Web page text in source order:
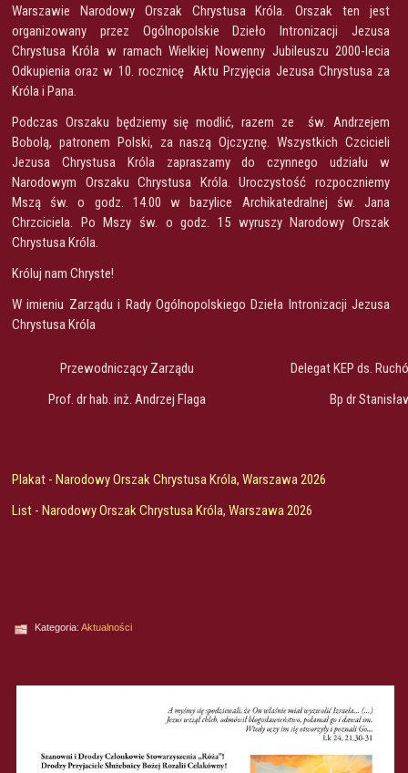
Warszawie Narodowy Orszak Chrystusa Króla. Orszak ten jest
organizowany przez Ogólnopolskie Dzieło Intronizacji Jezusa
Chrystusa Króla w ramach Wielkiej Nowenny Jubileuszu 2000-lecia
Odkupienia oraz w 10. rocznicę Aktu Przyjęcia Jezusa Chrystusa za
Króla i Pana.
Podczas Orszaku będziemy się modlić, razem ze św. Andrzejem
Bobolą, patronem Polski, za naszą Ojczyznę. Wszystkich Czcicieli
Jezusa Chrystusa Króla zapraszamy do czynnego udziału w
Narodowym Orszaku Chrystusa Króla. Uroczystość rozpoczniemy
Mszą św. o godz. 14.00 w bazylice Archikatedralnej św. Jana
Chrzciciela. Po Mszy św. o godz. 15 wyruszy Narodowy Orszak
Chrystusa Króla.
Króluj nam Chryste!
W imieniu Zarządu i Rady Ogólnopolskiego Dzieła Intronizacji Jezusa
Chrystusa Króla
Przewodniczący Zarządu
Prof. dr hab. inż. Andrzej Flaga
Delegat KEP ds.
Bp dr
Plakat - Narodowy Orszak Chrystusa Króla, Warszawa 2026
List - Narodowy Orszak Chrystusa Króla, Warszawa 2026
Kategoria: Aktualności